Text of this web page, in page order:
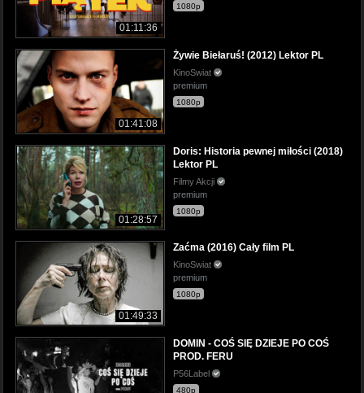
01:11:36
1080p
01:41:08
Żywie Biełaruś! (2012) Lektor PL
KinoSwiat
premium
1080p
01:28:57
Doris: Historia pewnej miłości (2018)
Lektor PL
Filmy Akcji
premium
1080p
01:49:33
Zaćma (2016) Cały film PL
KinoSwiat
premium
1080p
DOMIN - COŚ SIĘ DZIEJE PO COŚ
PROD. FERU
P56Label
480p